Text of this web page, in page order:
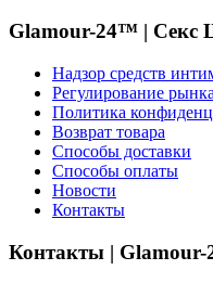
Glamour-24™ | Секс
Надзор средств
Регулирование
Политика
Возврат товара
Способы доставки
Способы оплаты
Новости
Контакты
Контакты |